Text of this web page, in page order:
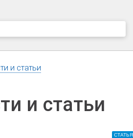
и статьи
и статьи
СТАТЬЯ